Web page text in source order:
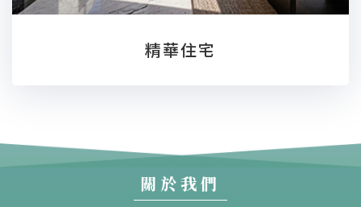
精華住宅
關於我們